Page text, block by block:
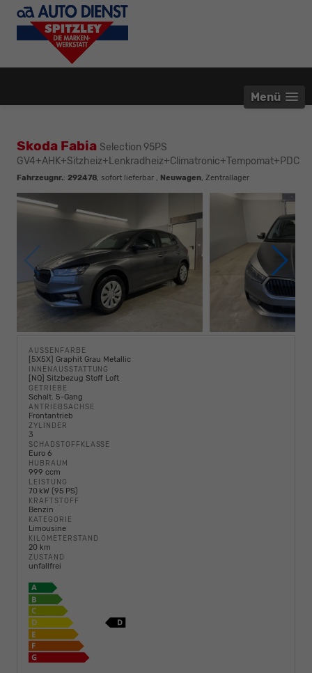
Menü
Skoda Fabia Selection 95PS
GV4+AHK+Sitzheiz+Lenkradheiz+Climatronic+Tempomat+PDC
Fahrzeugnr.: 292478, sofort lieferbar , Neuwagen, Zentrallager
AUSSENFARBE
[5X5X] Graphit Grau Metallic
INNENAUSSTATTUNG
[NQ] Sitzbezug Stoff Loft
GETRIEBE
Schalt. 5-Gang
ANTRIEBSACHSE
Frontantrieb
ZYLINDER
3
SCHADSTOFFKLASSE
Euro 6
HUBRAUM
999 ccm
LEISTUNG
70 kW (95 PS)
KRAFTSTOFF
Benzin
KATEGORIE
Limousine
KILOMETERSTAND
20 km
ZUSTAND
unfallfrei